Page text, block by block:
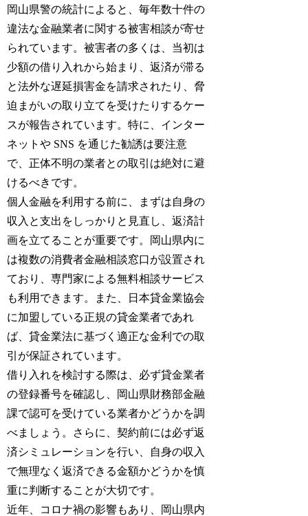
岡山県警の統計によると、毎年数十件の
違法な金融業者に関する被害相談が寄せ
られています。被害者の多くは、当初は
少額の借り入れから始まり、返済が滞る
と法外な遅延損害金を請求されたり、脅
迫まがいの取り立てを受けたりするケー
スが報告されています。特に、インター
ネットや SNS を通じた勧誘は要注意
で、正体不明の業者との取引は絶対に避
けるべきです。
個人金融を利用する前に、まずは自身の
収入と支出をしっかりと見直し、返済計
画を立てることが重要です。岡山県内に
は複数の消費者金融相談窓口が設置され
ており、専門家による無料相談サービス
も利用できます。また、日本貸金業協会
に加盟している正規の貸金業者であれ
ば、貸金業法に基づく適正な金利での取
引が保証されています。
借り入れを検討する際は、必ず貸金業者
の登録番号を確認し、岡山県財務部金融
課で認可を受けている業者かどうかを調
べましょう。さらに、契約前には必ず返
済シミュレーションを行い、自身の収入
で無理なく返済できる金額かどうかを慎
重に判断することが大切です。
近年、コロナ禍の影響もあり、岡山県内